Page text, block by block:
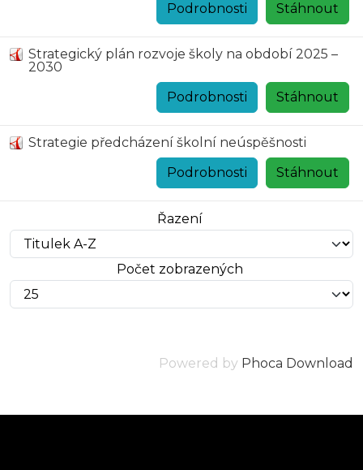
Stáhnout
Podrobnosti
Strategický plán rozvoje školy na období 2025 –
2030
Stáhnout
Podrobnosti
Strategie předcházení školní neúspěšnosti
Stáhnout
Podrobnosti
Řazení
Počet zobrazených
Powered by Phoca Download